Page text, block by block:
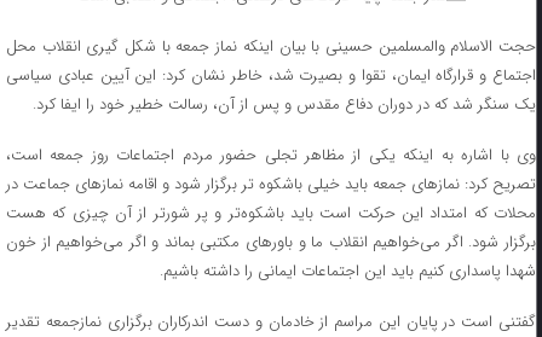
حجت الاسلام والمسلمین حسینی با بیان اینکه نماز جمعه با شکل گیری انقلاب محل
اجتماع و قرارگاه ایمان، تقوا و بصیرت شد، خاطر نشان کرد: این آیین عبادی سیاسی
یک سنگر شد که در دوران دفاع مقدس و پس از آن، رسالت خطیر خود را ایفا کرد.
وی با اشاره به اینکه یکی از مظاهر تجلی حضور مردم اجتماعات روز جمعه است،
تصریح کرد: نمازهای جمعه باید خیلی باشکوه تر برگزار شود و اقامه نمازهای جماعت در
محلات که امتداد این حرکت است باید باشکوه‌تر و پر شورتر از آن چیزی که هست
برگزار شود. اگر می‌خواهیم انقلاب ما و باورهای مکتبی بماند و اگر می‌خواهیم از خون
شهدا پاسداری کنیم باید این اجتماعات ایمانی را داشته باشیم.
گفتنی است در پایان این مراسم از خادمان و دست اندرکاران برگزاری نمازجمعه تقدیر